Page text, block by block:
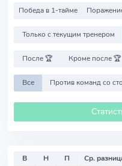
Победа в 1-тайме
Только с текущим тренером
После 🏆 Кроме после 🏆
Все
В Н П Ср.